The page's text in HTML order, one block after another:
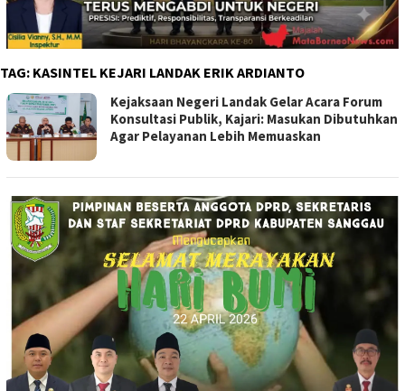
TAG: KASINTEL KEJARI LANDAK ERIK ARDIANTO
Kejaksaan Negeri Landak Gelar Acara Forum
Konsultasi Publik, Kajari: Masukan Dibutuhkan
Agar Pelayanan Lebih Memuaskan